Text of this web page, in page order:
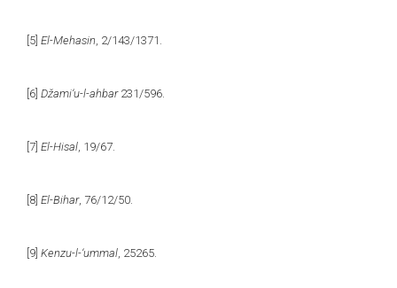
[5] El-Mehasin , 2/143/1371.
[6] Džami‘u-l-ahbar231/596.
[7] El-Hisal , 19/67.
[8] El-Bihar, 76/12/50.
[9] Kenzu-l-‘ummal , 25265.